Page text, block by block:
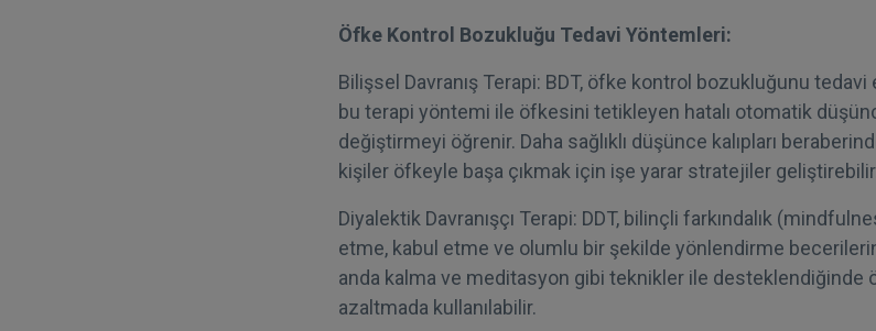
Öfke Kontrol Bozukluğu Tedavi Yöntemleri:
Bilişsel Davranış Terapi: BDT, öfke kontrol bozukluğunu
bu terapi yöntemi ile öfkesini tetikleyen hatalı otomatik
değiştirmeyi öğrenir. Daha sağlıklı düşünce kalıpları
kişiler öfkeyle başa çıkmak için işe yarar stratejiler
Diyalektik Davranışçı Terapi: DDT, bilinçli farkındalık
etme, kabul etme ve olumlu bir şekilde yönlendirme
anda kalma ve meditasyon gibi teknikler ile desteklendiğinde
azaltmada kullanılabilir.